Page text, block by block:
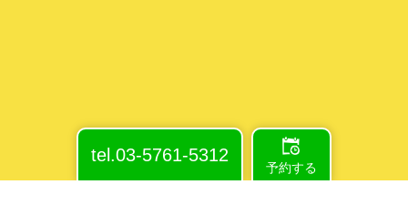
tel.03-5761-5312
予約する